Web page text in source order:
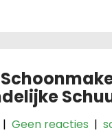
|Geen reacties |